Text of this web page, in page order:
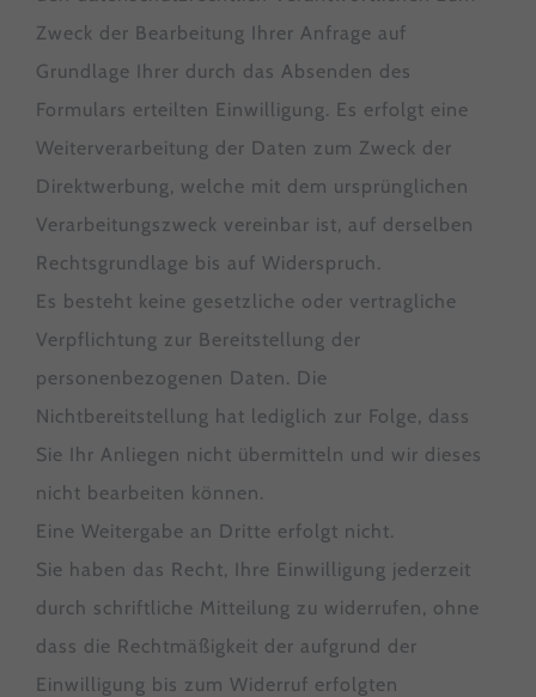
Zweck der Bearbeitung Ihrer Anfrage auf
Grundlage Ihrer durch das Absenden des
Formulars erteilten Einwilligung. Es erfolgt eine
Weiterverarbeitung der Daten zum Zweck der
Direktwerbung, welche mit dem ursprünglichen
Verarbeitungszweck vereinbar ist, auf derselben
Rechtsgrundlage bis auf Widerspruch.
Es besteht keine gesetzliche oder vertragliche
Verpflichtung zur Bereitstellung der
personenbezogenen Daten. Die
Nichtbereitstellung hat lediglich zur Folge, dass
Sie Ihr Anliegen nicht übermitteln und wir dieses
nicht bearbeiten können.
Eine Weitergabe an Dritte erfolgt nicht.
Sie haben das Recht, Ihre Einwilligung jederzeit
durch schriftliche Mitteilung zu widerrufen, ohne
dass die Rechtmäßigkeit der aufgrund der
Einwilligung bis zum Widerruf erfolgten